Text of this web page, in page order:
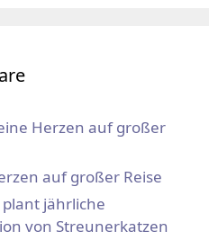
Herzen auf großer
auf großer Reise
jährliche
von Streunerkatzen